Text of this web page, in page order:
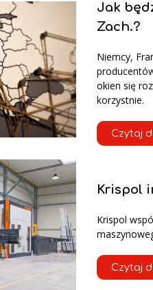
Jak
Zach.?
Niemcy,
okien się
korzystnie.
Czytaj
Krispol
Krispol
Czytaj